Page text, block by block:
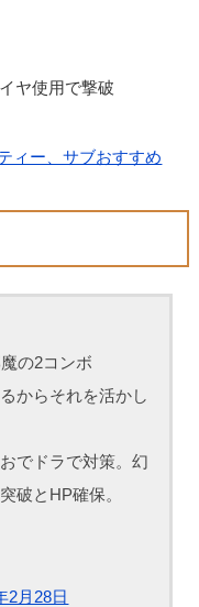
ヤ使用で撃破
ィー、サブおすすめ
の2コンボ
からそれを活かし
でドラで対策。幻
破とHP確保。
2月28日